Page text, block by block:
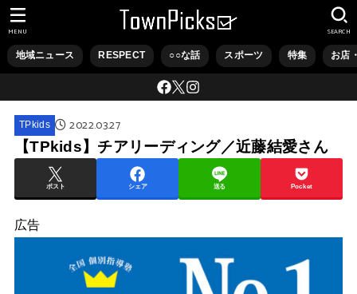
地域ニュース RESPECT ○○な話 スポーツ 特集 お店
SEARCH
MENU
TPkids 2022.03.27
【TPkids】チアリーディング／近藤結愛さん
ポスト シェア 送る Pocket
広告